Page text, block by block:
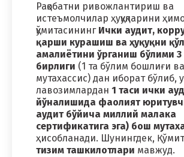
Рақобатни ривожлантириш ва
истеъмолчилар ҳуқуқларини
қўмитасининг Ички аудит,
қарши курашиш ва ҳуқуқни
амалиётини ўрганиш бўлими 3
бирлиги (1 та бўлим бошлиғи
мутахассис) дан иборат бўлиб,
лавозимлардан 1 таси ички
йўналишида фаолият
аудит бўйича миллий малака
сертификатига эга) бош
ҳисобланади. Шунингдек,
тизим ташкилотлари мавжуд.